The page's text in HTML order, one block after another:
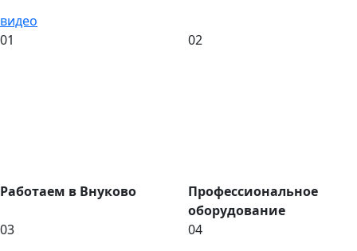
видео
01
Работаем в Внуково
02
Профессиональное
оборудование
03
04